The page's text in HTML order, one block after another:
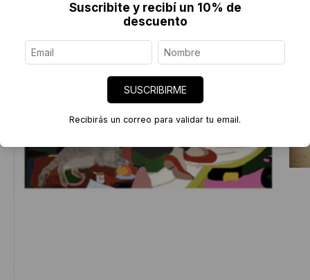
Suscribite y recibí un 10% de
descuento
SUSCRIBIRME
Recibirás un correo para validar tu email.